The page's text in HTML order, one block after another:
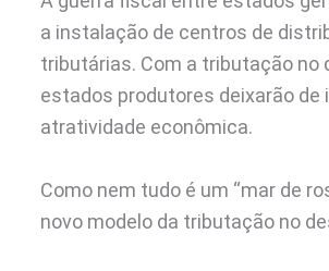
a instalação de centros de
tributárias. Com a tributação no
estados produtores deixarão
atratividade econômica.
Como nem tudo é um “mar de
novo modelo da tributação no